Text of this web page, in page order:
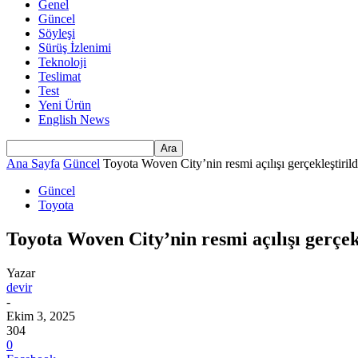
Genel
Güncel
Söyleşi
Sürüş İzlenimi
Teknoloji
Teslimat
Test
Yeni Ürün
English News
Ana Sayfa Güncel Toyota Woven City’nin resmi açılışı
Güncel
Toyota
Toyota Woven City’nin resmi açılışı
Yazar
devir
-
Ekim 3, 2025
304
0